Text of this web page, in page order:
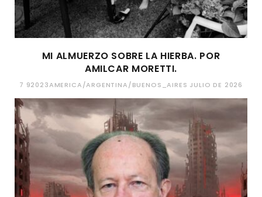
MI ALMUERZO SOBRE LA HIERBA. POR
AMILCAR MORETTI.
7 92023AMERICA/ARGENTINA/BUENOS_AIRES JULIO DE 2026